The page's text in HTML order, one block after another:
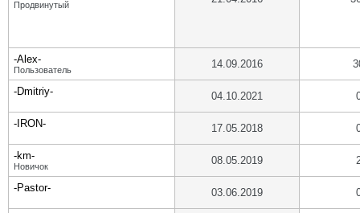
Продвинутый
-Alex-
Пользователь 14.09.2016
-Dmitriy- 04.10.2021
-IRON- 17.05.2018
-km-
Новичок 08.05.2019
-Pastor- 03.06.2019